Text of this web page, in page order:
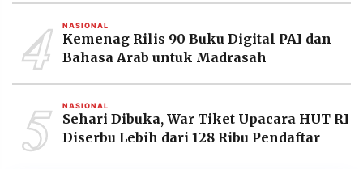
4 NASIONAL
Kemenag Rilis 90 Buku Digital PAI dan
Bahasa Arab untuk Madrasah
5 NASIONAL
Sehari Dibuka, War Tiket Upacara HUT RI
Diserbu Lebih dari 128 Ribu Pendaftar